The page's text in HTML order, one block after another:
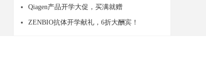
Qiagen产品开学大促，买满就赠
ZENBIO抗体开学献礼，6折大酬宾！